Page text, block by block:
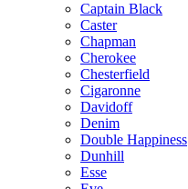
Captain Black
Caster
Chapman
Cherokee
Chesterfield
Cigaronne
Davidoff
Denim
Double Happiness
Dunhill
Esse